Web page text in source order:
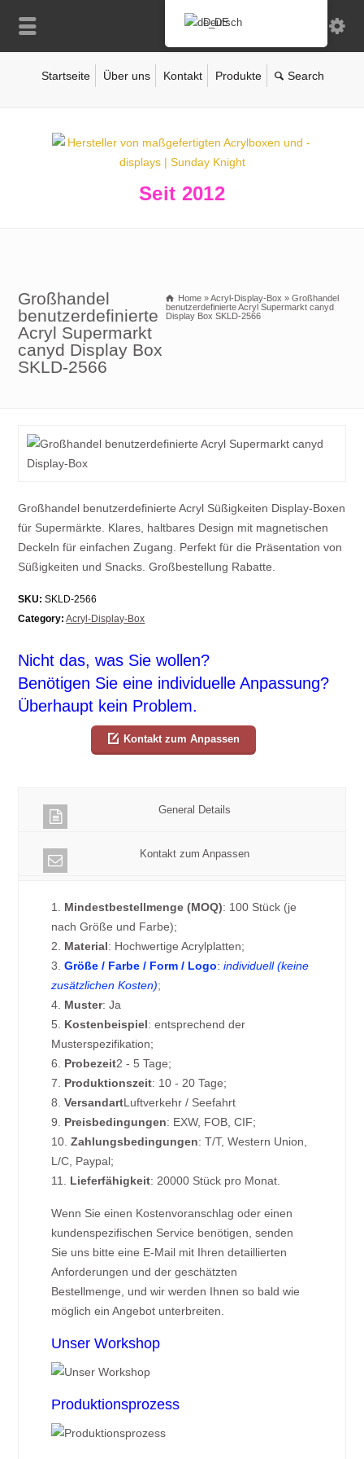
Startseite Über uns Kontakt Produkte
Seit 2012
Großhandel
benutzerdefinierte
Acryl Supermarkt
canyd Display Box
SKLD-2566
Home »Acryl-Display-Box » Großhandel
benutzerdefinierte Acryl Supermarkt canyd
Display Box SKLD-2566
Großhandel benutzerdefinierte Acryl Süßigkeiten Display-Boxen
für Supermärkte. Klares, haltbares Design mit magnetischen
Deckeln für einfachen Zugang. Perfekt für die Präsentation von
Süßigkeiten und Snacks. Großbestellung Rabatte.
SKU: SKLD-2566
Category: Acryl-Display-Box
Nicht das, was Sie wollen?
Benötigen Sie eine individuelle Anpassung?
Überhaupt kein Problem.
Kontakt zum Anpassen
General Details
Kontakt zum Anpassen
1. Mindestbestellmenge (MOQ): 100 Stück (je
nach Größe und Farbe);
2. Material: Hochwertige Acrylplatten;
3.Größe / Farbe / Form / Logo:individuell (keine
zusätzlichen Kosten);
4. Muster: Ja
5. Kostenbeispiel: entsprechend der
Musterspezifikation;
6. Probezeit2 - 5 Tage;
7. Produktionszeit: 10 - 20 Tage;
8.VersandartLuftverkehr / Seefahrt
9. Preisbedingungen: EXW, FOB, CIF;
10.Zahlungsbedingungen: T/T, Western Union,
L/C, Paypal;
11. Lieferfähigkeit: 20000 Stück pro Monat.
Wenn Sie einen Kostenvoranschlag oder einen
kundenspezifischen Service benötigen, senden
Sie uns bitte eine E-Mail mit Ihren detaillierten
Anforderungen und der geschätzten
Bestellmenge, und wir werden Ihnen so bald wie
möglich ein Angebot unterbreiten.
Unser Workshop
Produktionsprozess
Deutsch